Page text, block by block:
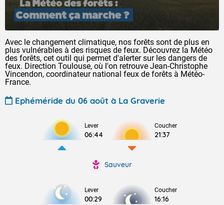
Avec le changement climatique, nos forêts sont de plus en
plus vulnérables à des risques de feux. Découvrez la Météo
des forêts, cet outil qui permet d'alerter sur les dangers de
feux. Direction Toulouse, où l'on retrouve Jean-Christophe
Vincendon, coordinateur national feux de forêts à Météo-
France.
Ephéméride du 06 août à La Graverie
Lever
06:44
Coucher
21:37
Sauveur
Lever
00:29
Coucher
16:16